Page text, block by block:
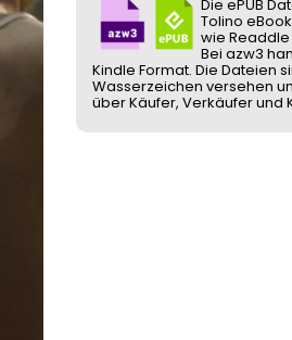
Die ePUB
Tolino
wie
Bei azw3
Kindle Format. Die Dateien
Wasserzeichen versehen
über Käufer, Verkäufer und